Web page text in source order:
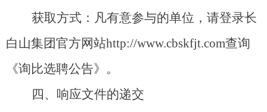
获取方式： 凡有意参与的单位，请登录长
白山集团官方网站http://www.cbskfjt.com查询
《询比选聘公告》 。
四、 响应文件的递交